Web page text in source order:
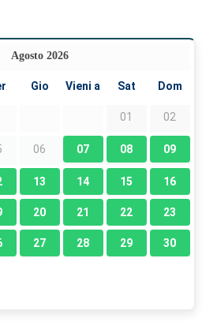
Agosto 2026
Gio Vieni a Sat Dom
01 02
06 07 08 09
13 14 15 16
20 21 22 23
27 28 29 30